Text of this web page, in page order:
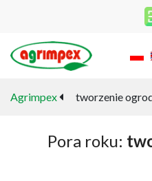
Agrimpex tworzenie
Pora roku: